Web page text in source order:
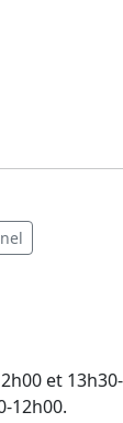
et
12h00.